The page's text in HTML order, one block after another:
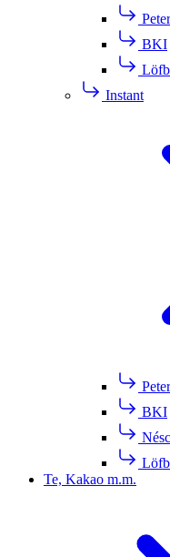
BKI
Instant
BKI
Te, Kakao m.m.